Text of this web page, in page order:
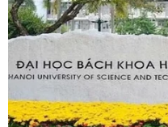
#Tạm dừng đến trường
#Sở Giáo dục và Đào tạo